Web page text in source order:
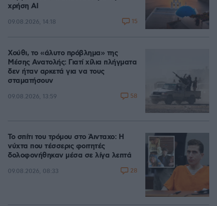
χρήση AI
09.08.2026, 14:18 15
Χούθι, το «άλυτο πρόβλημα» της
Μέσης Ανατολής: Γιατί χίλια πλήγματα
δεν ήταν αρκετά για να τους
σταματήσουν
09.08.2026, 13:59 58
Το σπίτι του τρόμου στο Άινταχο: Η
νύχτα που τέσσερις φοιτητές
δολοφονήθηκαν μέσα σε λίγα λεπτά
09.08.2026, 08:33 28